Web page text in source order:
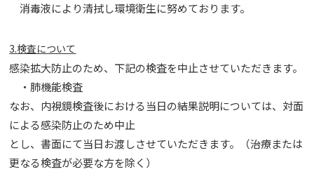
消毒液により清拭し環境衛生に努めております。
3.検査について
感染拡大防止のため、下記の検査を中止させていただきます。
・肺機能検査
なお、内視鏡検査後における当日の結果説明については、対面
による感染防止のため中止
とし、書面にて当日お渡しさせていただきます。（治療または
更なる検査が必要な方を除く）